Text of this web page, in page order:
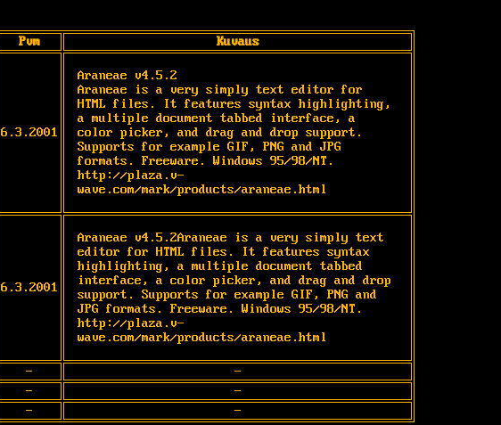
Pvm Kuvaus
6.3.2001
Araneae v4.5.2
Araneae is a very simply text editor for
HTML files. It features syntax highlighting,
a multiple document tabbed interface, a
color picker, and drag and drop support.
Supports for example GIF, PNG and JPG
formats. Freeware. Windows 95/98/NT.
http://plaza.v-
wave.com/mark/products/araneae.html
6.3.2001
Araneae v4.5.2Araneae is a very simply text
editor for HTML files. It features syntax
highlighting, a multiple document tabbed
interface, a color picker, and drag and drop
support. Supports for example GIF, PNG and
JPG formats. Freeware. Windows 95/98/NT.
http://plaza.v-
wave.com/mark/products/araneae.html
-
-
-
-
- -